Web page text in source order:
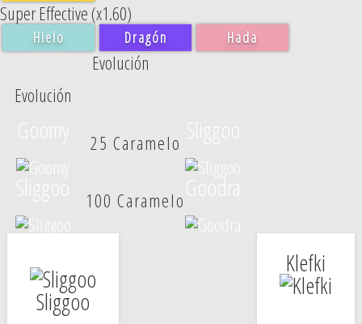
Super Effective (x1.60)
Hielo Dragón Hada
Evolución
Evolución
25 Caramelo
100 Caramelo
Sliggoo
Klefki